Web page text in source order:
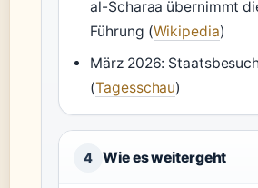
al-Scharaa übernimmt
Führung (Wikipedia)
März 2026:
(Tagesschau)
4 Wie es weitergeht